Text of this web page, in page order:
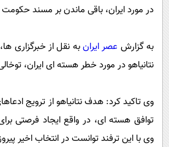
محیط زیست
سلامت
بین الملل
در مورد ایران، باقی ماندن بر مسند
به گزارش عصر ایرانبه نقل از خبرگزاری
نتانیاهو در مورد خطر هسته ای ایران،
وی تاکید کرد: هدف نتانیاهو از ترویج
توافق هسته ای، در واقع ایجاد فرصتی
وی با این ترفند توانست در انتخاب اخیر